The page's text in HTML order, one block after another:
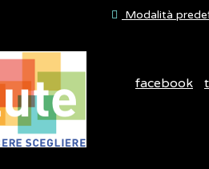
Modalità
facebook